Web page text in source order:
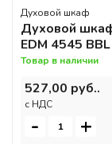
Духовой шкаф
Духовой
EDM 4545 ВBL
Товар в наличии
527,00 руб..
c НДС
- +